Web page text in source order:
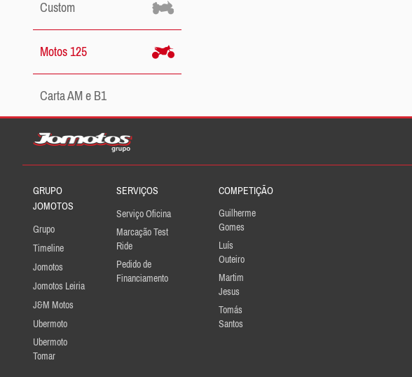
Custom
Motos 125
Carta AM e B1
GRUPO
JOMOTOS
Grupo
Timeline
Jomotos
Jomotos Leiria
J&M Motos
Ubermoto
Ubermoto
Tomar
SERVIÇOS
Serviço Oficina
Marcação Test
Ride
Pedido de
Financiamento
COMPETIÇÃO
Guilherme
Gomes
Luís
Outeiro
Martim
Jesus
Tomás
Santos